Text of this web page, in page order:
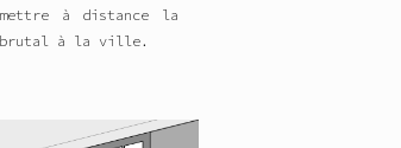
à distance la
brutal à la ville.